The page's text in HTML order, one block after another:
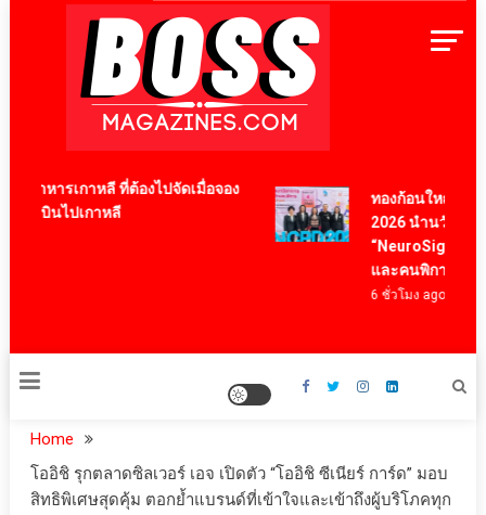
BossMagazinesThailand
นูอาหารเกาหลี ที่ต้องไปจัดเมื่อจอง
องบินไปเกาหลี
ทองก้อนใหญ่ โฮลดิ้
2026 นำนวัตกรรม
“NeuroSight” ห
และคนพิการ
6 ชั่วโมง ago
Home
โออิชิ รุกตลาดซิลเวอร์ เอจ เปิดตัว “โออิชิ ซีเนียร์ การ์ด” มอบ
สิทธิพิเศษสุดคุ้ม ตอกย้ำแบรนด์ที่เข้าใจและเข้าถึงผู้บริโภคทุก